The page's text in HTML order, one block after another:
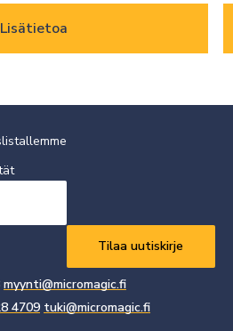
Lisätietoa
myynti@micromagic.fi
4709 tuki@micromagic.fi